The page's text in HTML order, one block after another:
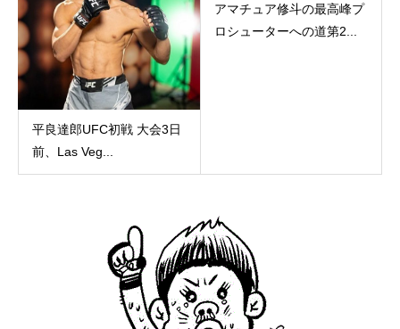
平良達郎UFC初戦 大会3日
前、Las Veg...
アマチュア修斗の最高峰プ
ロシューターへの道第2...